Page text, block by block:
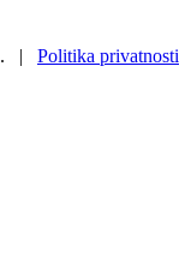
. | Politika privatnosti